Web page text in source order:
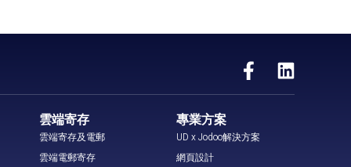
雲端寄存
雲端寄存及電郵
雲端電郵寄存
專業方案
UD x Jodoo解決方案
網頁設計